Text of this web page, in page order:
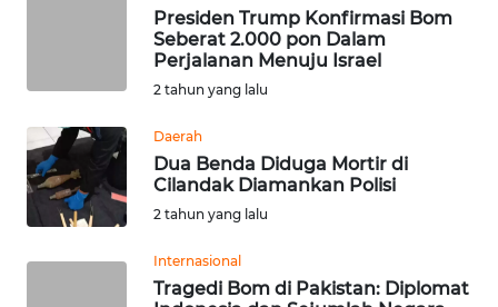
Presiden Trump Konfirmasi Bom
Seberat 2.000 pon Dalam
Perjalanan Menuju Israel
2 tahun yang lalu
Daerah
Dua Benda Diduga Mortir di
Cilandak Diamankan Polisi
2 tahun yang lalu
Internasional
Tragedi Bom di Pakistan: Diplomat
SUMUT
WN
JAKARTA